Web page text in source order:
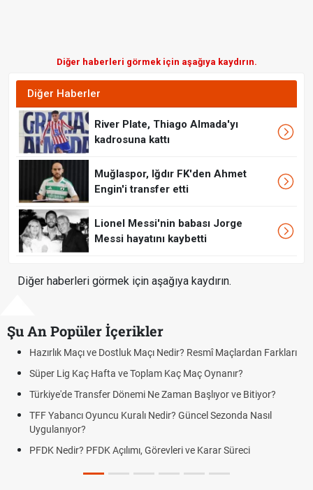
Diğer haberleri görmek için aşağıya kaydırın.
Diğer Haberler
River Plate, Thiago Almada'yı
kadrosuna kattı
Muğlaspor, Iğdır FK'den Ahmet
Engin'i transfer etti
Lionel Messi'nin babası Jorge
Messi hayatını kaybetti
Diğer haberleri görmek için aşağıya kaydırın.
Şu An Popüler İçerikler
Hazırlık Maçı ve Dostluk Maçı Nedir? Resmî Maçlardan Farkları
Süper Lig Kaç Hafta ve Toplam Kaç Maç Oynanır?
Türkiye'de Transfer Dönemi Ne Zaman Başlıyor ve Bitiyor?
TFF Yabancı Oyuncu Kuralı Nedir? Güncel Sezonda Nasıl
Uygulanıyor?
PFDK Nedir? PFDK Açılımı, Görevleri ve Karar Süreci